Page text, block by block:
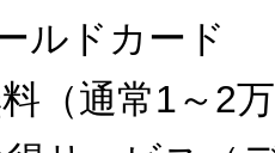
ルドカード
料（通常1～2